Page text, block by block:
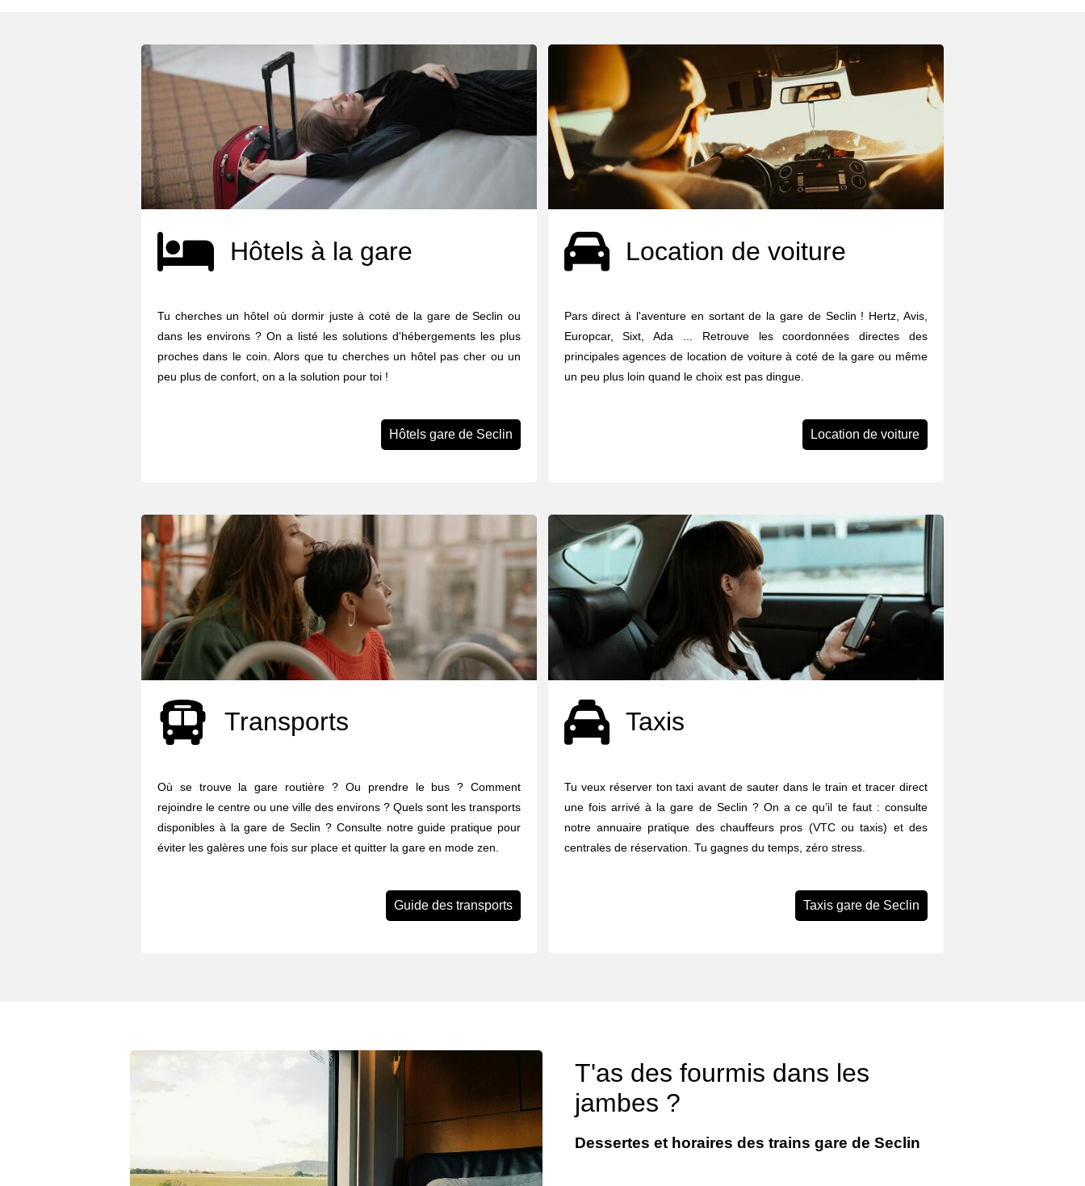
Hôtels à la gare
Tu cherches un hôtel où dormir juste à coté de la gare de Seclin ou
dans les environs ? On a listé les solutions d'hébergements les plus
proches dans le coin. Alors que tu cherches un hôtel pas cher ou un
peu plus de confort, on a la solution pour toi !
Hôtels gare de Seclin
Location de voiture
Pars direct à l'aventure en sortant de la gare de Seclin ! Hertz, Avis,
Europcar, Sixt, Ada ... Retrouve les coordonnées directes des
principales agences de location de voiture à coté de la gare ou même
un peu plus loin quand le choix est pas dingue.
Location de voiture
Transports
Où se trouve la gare routière ? Ou prendre le bus ? Comment
rejoindre le centre ou une ville des environs ? Quels sont les transports
disponibles à la gare de Seclin ? Consulte notre guide pratique pour
éviter les galères une fois sur place et quitter la gare en mode zen.
Guide des transports
Taxis
Tu veux réserver ton taxi avant de sauter dans le train et tracer direct
une fois arrivé à la gare de Seclin ? On a ce qu’il te faut : consulte
notre annuaire pratique des chauffeurs pros (VTC ou taxis) et des
centrales de réservation. Tu gagnes du temps, zéro stress.
Taxis gare de Seclin
T'as des fourmis dans les
jambes ?
Dessertes et horaires des trains gare de Seclin